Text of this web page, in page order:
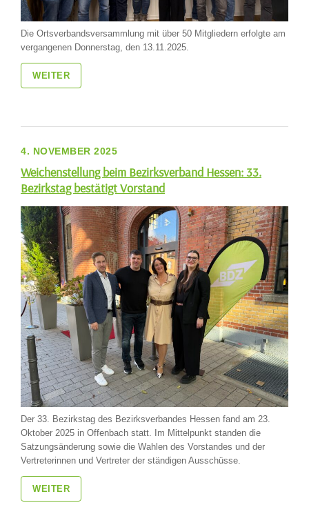
Die Ortsverbandsversammlung mit über 50 Mitgliedern erfolgte am
vergangenen Donnerstag, den 13.11.2025.
WEITER
4. NOVEMBER 2025
Weichenstellung beim Bezirksverband Hessen: 33.
Bezirkstag bestätigt Vorstand
Der 33. Bezirkstag des Bezirksverbandes Hessen fand am 23.
Oktober 2025 in Offenbach statt. Im Mittelpunkt standen die
Satzungsänderung sowie die Wahlen des Vorstandes und der
Vertreterinnen und Vertreter der ständigen Ausschüsse.
WEITER